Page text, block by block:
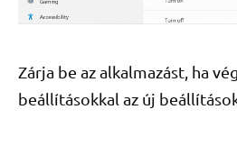
Zárja be az alkalmazást, ha
beállításokkal az új